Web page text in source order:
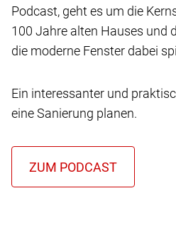
Podcast, geht es um die
100 Jahre alten Hauses und
die moderne Fenster dabei
Ein interessanter und
eine Sanierung planen.